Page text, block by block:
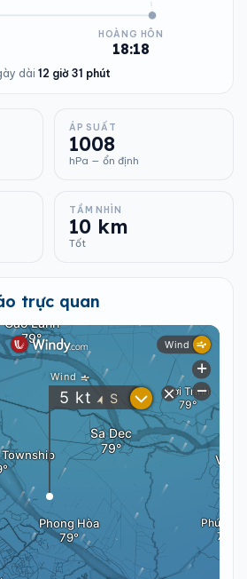
HOÀNG HÔN
18:18
dài 12 giờ 31 phút
ÁP SUẤT
1008
hPa — ổn định
TẦM NHÌN
10 km
Tốt
trực quan